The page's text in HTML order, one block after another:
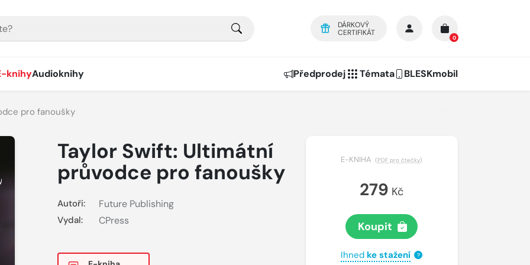
DÁRKOVÝ
CERTIFIKÁT
0
knihyAudioknihy Předprodej Témata BLESKmobil
pro fanoušky
Taylor Swift: Ultimátní
průvodce pro fanoušky
Autoři: Future Publishing
Vydal: CPress
E-KNIHA (PDF pro čtečky)
279 Kč
Koupit
Ihned ke stažení ?